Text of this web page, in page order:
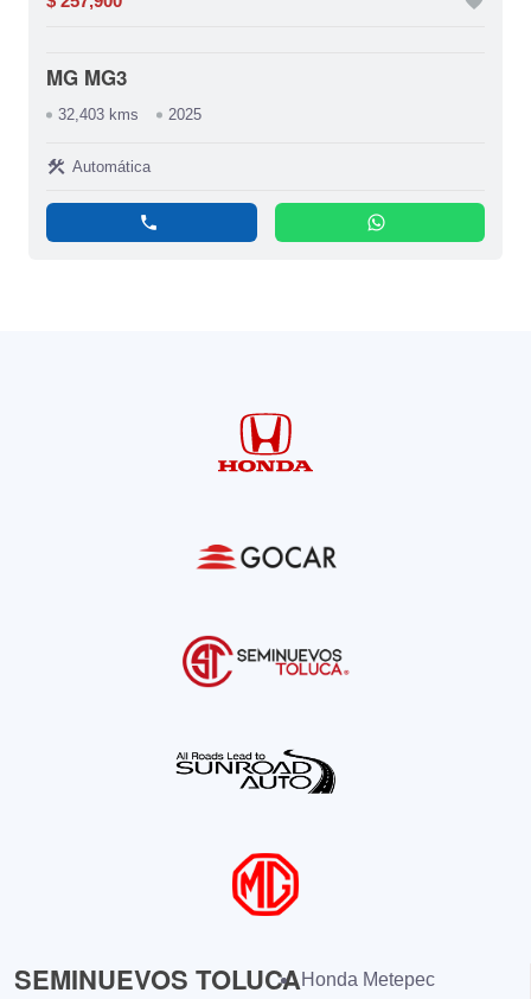
MG MG3
32,403 kms 2025
construction Automática
phone whatsapp
SEMINUEVOS TOLUCAHonda Metepec